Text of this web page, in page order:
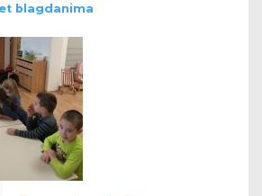
blagdanima